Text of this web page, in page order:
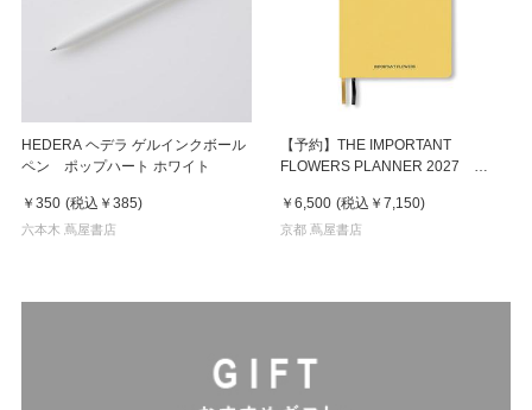
HEDERA ヘデラ ゲルインクボール
ペン ポップハート ホワイト
￥350 (税込 ￥385)
六本木 蔦屋書店
【予約】THE IMPORTANT
FLOWERS PLANNER 2027
予定
￥6,500 (税込 ￥7,150)
京都 蔦屋書店